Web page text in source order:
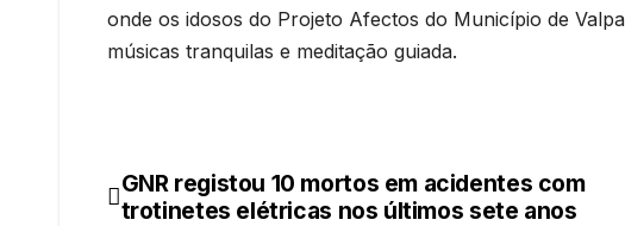
onde os idosos do Projeto Afectos do Município de
músicas tranquilas e meditação guiada.
Navegação
GNR registou 10 mortos em acidentes com
trotinetes elétricas nos últimos sete anos